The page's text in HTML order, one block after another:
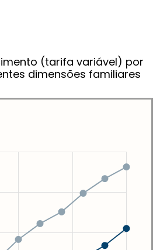
(tarifa variável) por
dimensões familiares